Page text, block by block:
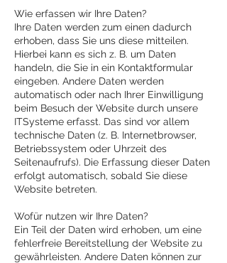
Wie erfassen wir Ihre Daten?
Ihre Daten werden zum einen dadurch
erhoben, dass Sie uns diese mitteilen.
Hierbei kann es sich z. B. um Daten
handeln, die Sie in ein Kontaktformular
eingeben. Andere Daten werden
automatisch oder nach Ihrer Einwilligung
beim Besuch der Website durch unsere
ITSysteme erfasst. Das sind vor allem
technische Daten (z. B. Internetbrowser,
Betriebssystem oder Uhrzeit des
Seitenaufrufs). Die Erfassung dieser Daten
erfolgt automatisch, sobald Sie diese
Website betreten.
Wofür nutzen wir Ihre Daten?
Ein Teil der Daten wird erhoben, um eine
fehlerfreie Bereitstellung der Website zu
gewährleisten. Andere Daten können zur